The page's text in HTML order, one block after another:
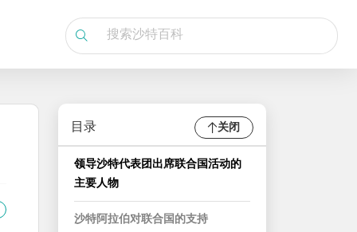
目录 关闭
领导沙特代表团出席联合国活动的
主要人物
沙特阿拉伯对联合国的支持